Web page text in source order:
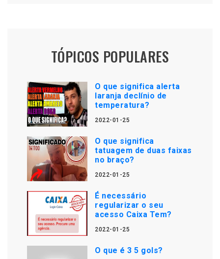
TÓPICOS POPULARES
O que significa alerta
laranja declínio de
temperatura?
2022-01-25
O que significa
tatuagem de duas faixas
no braço?
2022-01-25
É necessário
regularizar o seu
acesso Caixa Tem?
2022-01-25
O que é 3 5 gols?